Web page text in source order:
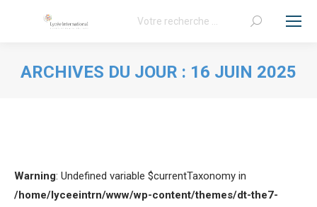
Recherche
ARCHIVES DU JOUR : 16 JUIN 2025
Warning: Undefined variable $currentTaxonomy in
/home/lyceeintrn/www/wp-content/themes/dt-the7-